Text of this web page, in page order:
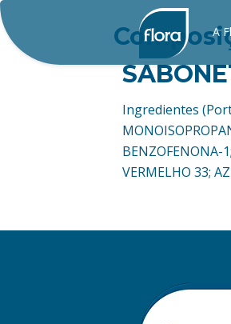
A
Ingredientes
BENZOFENONA-
VERMELHO 33;